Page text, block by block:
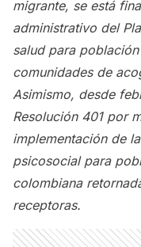
migrante, se está
administrativo del
salud para
comunidades de
Asimismo, desde
Resolución 401 por
implementación de
psicosocial para
colombiana
receptoras.